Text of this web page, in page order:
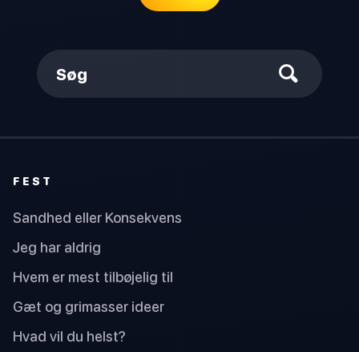
Søg
FEST
Sandhed eller Konsekvens
Jeg har aldrig
Hvem er mest tilbøjelig til
Gæt og grimasser ideer
Hvad vil du helst?